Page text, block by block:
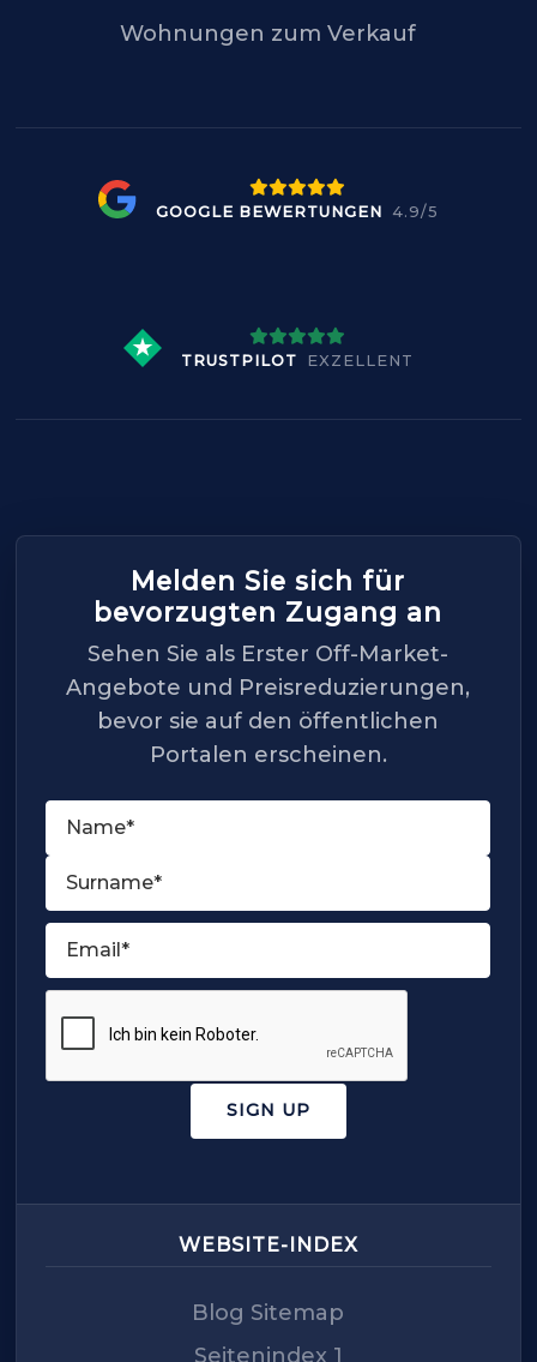
Wohnungen zum Verkauf
GOOGLE BEWERTUNGEN 4.9/5
TRUSTPILOT EXZELLENT
Melden Sie sich für
bevorzugten Zugang an
Sehen Sie als Erster Off-Market-
Angebote und Preisreduzierungen,
bevor sie auf den öffentlichen
Portalen erscheinen.
Name(Required)
Last
WEBSITE-INDEX
Blog Sitemap
Seitenindex 1